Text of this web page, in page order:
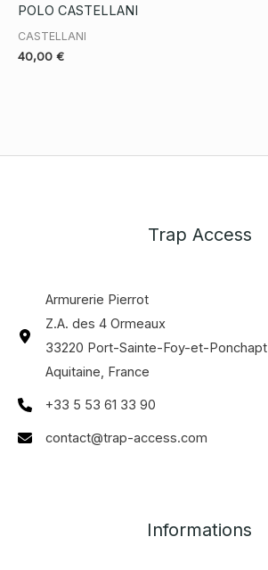
POLO CASTELLANI
CASTELLANI
40,00 €
Trap Access
Armurerie Pierrot
Z.A. des 4 Ormeaux
33220 Port-Sainte-Foy-et-Ponchapt
Aquitaine, France
+33 5 53 61 33 90
contact@trap-access.com
Informations